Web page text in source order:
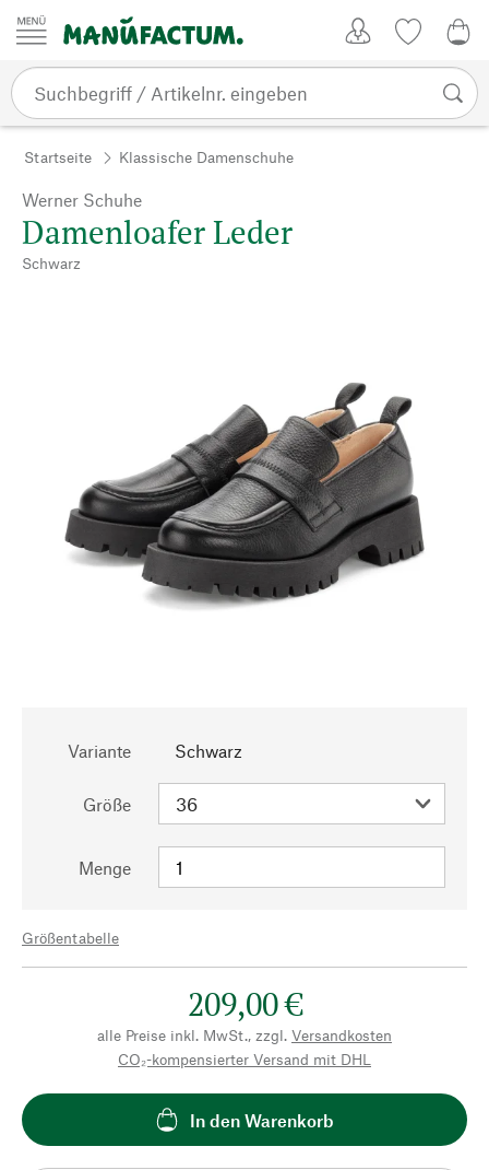
Zum Inhalt springen
Startseite Klassische Damenschuhe
Werner Schuhe
Damenloafer Leder
Schwarz
Variante Schwarz
Größe
Menge
Größentabelle
209,00 €
alle Preise inkl. MwSt., zzgl. Versandkosten
CO₂-kompensierter Versand mit DHL
In den Warenkorb